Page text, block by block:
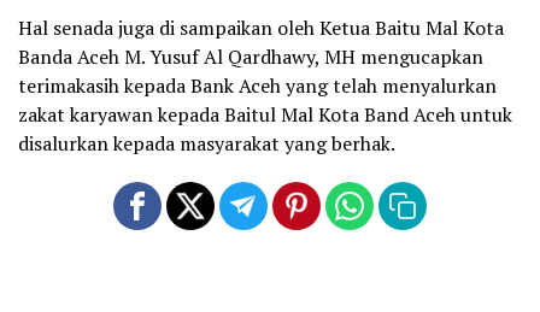
Hal senada juga di sampaikan oleh Ketua Baitu Mal Kota
Banda Aceh M. Yusuf Al Qardhawy, MH mengucapkan
terimakasih kepada Bank Aceh yang telah menyalurkan
zakat karyawan kepada Baitul Mal Kota Band Aceh untuk
disalurkan kepada masyarakat yang berhak.